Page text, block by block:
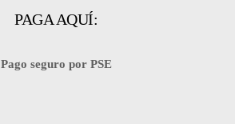
PAGA AQUÍ:
Pago seguro por PSE